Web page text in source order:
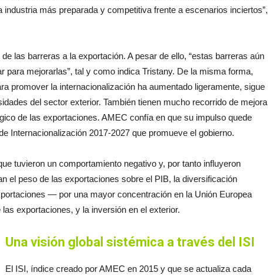
industria más preparada y competitiva frente a escenarios inciertos”,
las barreras a la exportación. A pesar de ello, “estas barreras aún
para mejorarlas”, tal y como indica Tristany. De la misma forma,
promover la internacionalización ha aumentado ligeramente, sigue
del sector exterior. También tienen mucho recorrido de mejora
de las exportaciones. AMEC confía en que su impulso quede
Internacionalización 2017-2027 que promueve el gobierno.
tuvieron un comportamiento negativo y, por tanto influyeron
el peso de las exportaciones sobre el PIB, la diversificación
— por una mayor concentración en la Unión Europea
exportaciones, y la inversión en el exterior.
Una visión global sistémica a través del ISI
El ISI, índice creado por AMEC en 2015 y que se actualiza cada